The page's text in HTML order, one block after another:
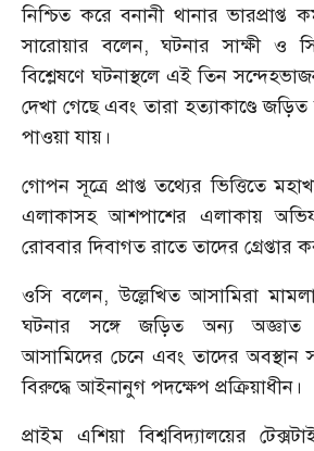
নিশ্চিত করে বনানী থানার ভারপ্রাপ্ত
সারোয়ার বলেন, ঘটনার সাক্ষী ও
বিশ্লেষণে ঘটনাস্থলে এই তিন
দেখা গেছে এবং তারা হত্যাকাণ্ডে জড়িত
পাওয়া যায়।
গোপন সূত্রে প্রাপ্ত তথ্যের ভিত্তিতে
এলাকাসহ আশপাশের এলাকায়
রোববার দিবাগত রাতে তাদের গ্রেপ্তার
ওসি বলেন, উল্লেখিত আসামিরা
ঘটনার সঙ্গে জড়িত অন্য অজ্ঞাত
আসামিদের চেনে এবং তাদের অবস্থান
বিরুদ্ধে আইনানুগ পদক্ষেপ প্রক্রিয়াধীন।
প্রাইম এশিয়া বিশ্ববিদ্যালয়ের